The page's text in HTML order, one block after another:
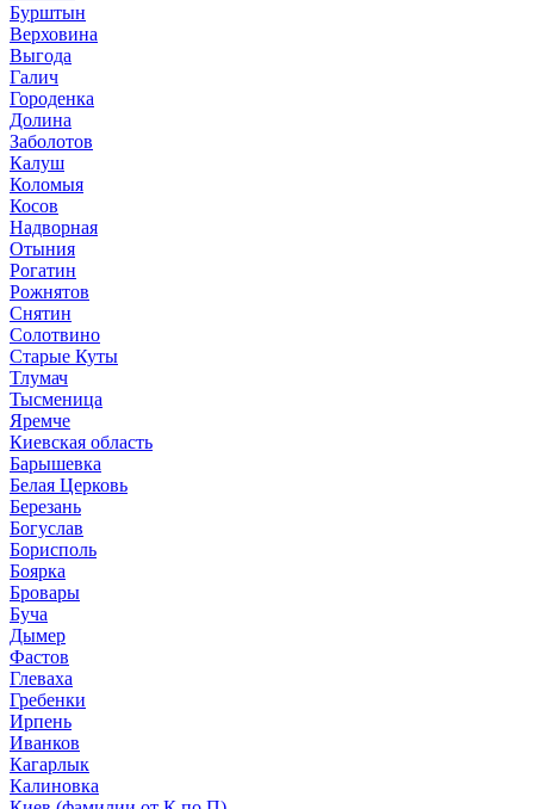
Бурштын
Верховина
Выгода
Галич
Городенка
Долина
Заболотов
Калуш
Коломыя
Косов
Надворная
Отыния
Рогатин
Рожнятов
Снятин
Солотвино
Старые Куты
Тлумач
Тысменица
Яремче
Киевская область
Барышевка
Белая Церковь
Березань
Богуслав
Борисполь
Боярка
Бровары
Буча
Дымер
Фастов
Глеваха
Гребенки
Ирпень
Иванков
Кагарлык
Калиновка